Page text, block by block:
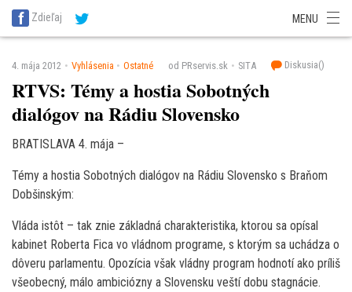
SITA Energetika
SITA Potravinárstvo
Zdieľaj MENU
4. mája 2012 Vyhlásenia Ostatné od PRservis.sk SITA Diskusia()
RTVS: Témy a hostia Sobotných
dialógov na Rádiu Slovensko
BRATISLAVA 4. mája –
Témy a hostia Sobotných dialógov na Rádiu Slovensko s Braňom
Dobšinským:
Vláda istôt – tak znie základná charakteristika, ktorou sa opísal
kabinet Roberta Fica vo vládnom programe, s ktorým sa uchádza o
dôveru parlamentu. Opozícia však vládny program hodnotí ako príliš
všeobecný, málo ambiciózny a Slovensku veští dobu stagnácie.